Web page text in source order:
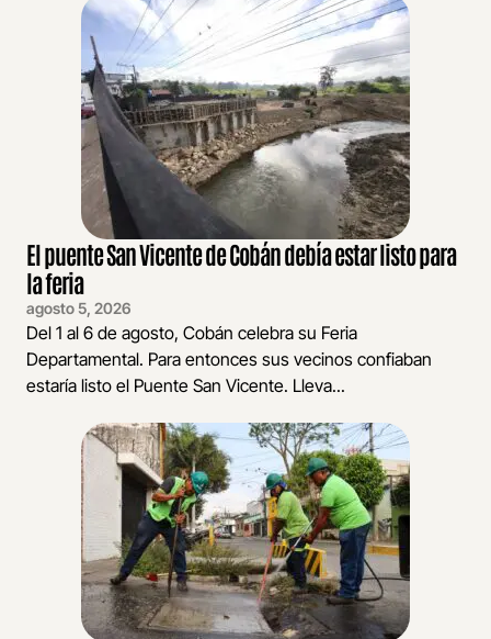
El puente San Vicente de Cobán debía estar listo para
la feria
agosto 5, 2026
Del 1 al 6 de agosto, Cobán celebra su Feria
Departamental. Para entonces sus vecinos confiaban
estaría listo el Puente San Vicente. Lleva...